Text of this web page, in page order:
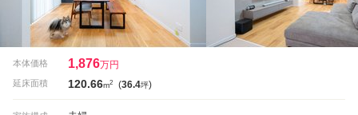
本体価格 1,876万円
延床面積 120.66m2 (36.4坪)